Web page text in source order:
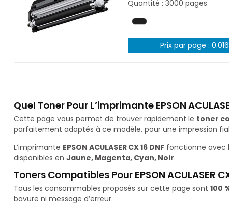
Quantité : 3000 pages
Prix par page :
Quel Toner Pour L’imprimante EPSON
Cette page vous permet de trouver rapidement le toner
parfaitement adaptés à ce modèle, pour une impression
L’imprimante EPSON ACULASER CX 16 DNF fonctionne avec
disponibles en Jaune, Magenta, Cyan, Noir.
Toners Compatibles Pour EPSON ACULASER
Tous les consommables proposés sur cette page sont 100
bavure ni message d’erreur.